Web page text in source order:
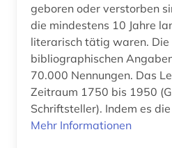
geboren oder verstorben
die mindestens 10 Jahre
literarisch tätig waren.
bibliographischen
70.000 Nennungen. Das
Zeitraum 1750 bis 1950
Schriftsteller). Indem es
Mehr Informationen